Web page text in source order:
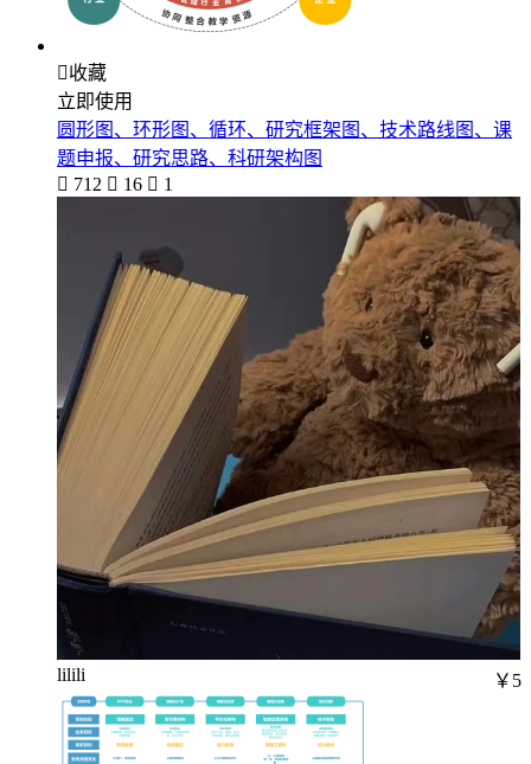
收藏
立即使用
圆形图、环形图、循环、研究框架图、技术路线图、课
题申报、研究思路、科研架构图
 712  16  1
lilili ￥5